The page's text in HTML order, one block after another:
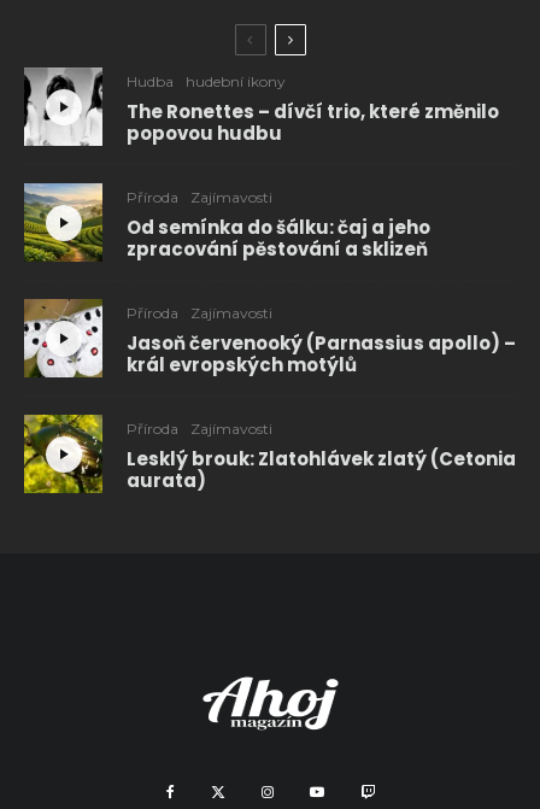
Hudba hudební ikony
The Ronettes – dívčí trio, které změnilo
popovou hudbu
Příroda Zajímavosti
Od semínka do šálku: čaj a jeho
zpracování pěstování a sklizeň
Příroda Zajímavosti
Jasoň červenooký (Parnassius apollo) –
král evropských motýlů
Příroda Zajímavosti
Lesklý brouk: Zlatohlávek zlatý (Cetonia
aurata)